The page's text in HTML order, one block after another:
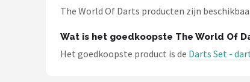
Red Dragon
Alle merken →
The World Of Darts producten zijn
Wat is het goedkoopste The World Of
Het goedkoopste product is de Darts Set -